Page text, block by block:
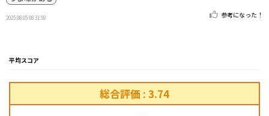
2025.08.05 08:31:59 参考になった！
平均スコア
総合評価 : 3.74